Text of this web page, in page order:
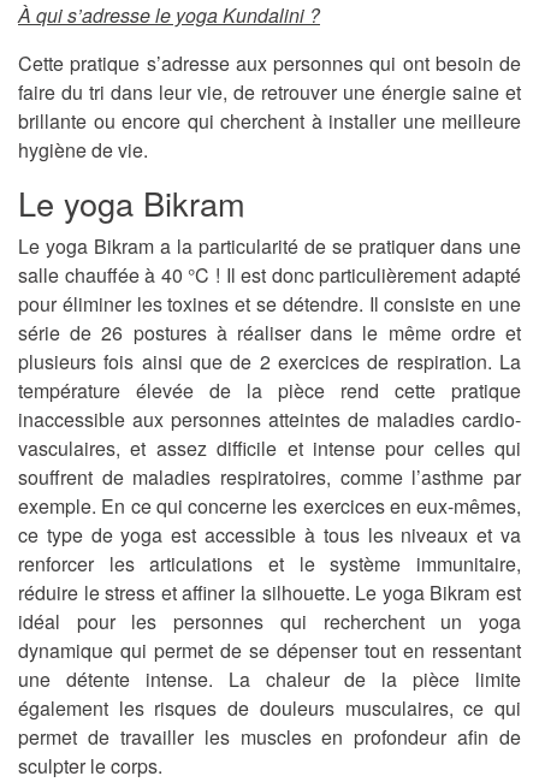
À qui s’adresse le yoga Kundalini ?
Cette pratique s’adresse aux personnes qui ont besoin de
faire du tri dans leur vie, de retrouver une énergie saine et
brillante ou encore qui cherchent à installer une meilleure
hygiène de vie.
Le yoga Bikram
Le yoga Bikram a la particularité de se pratiquer dans une
salle chauffée à 40 °C ! Il est donc particulièrement adapté
pour éliminer les toxines et se détendre. Il consiste en une
série de 26 postures à réaliser dans le même ordre et
plusieurs fois ainsi que de 2 exercices de respiration. La
température élevée de la pièce rend cette pratique
inaccessible aux personnes atteintes de maladies cardio-
vasculaires, et assez difficile et intense pour celles qui
souffrent de maladies respiratoires, comme l’asthme par
exemple. En ce qui concerne les exercices en eux-mêmes,
ce type de yoga est accessible à tous les niveaux et va
renforcer les articulations et le système immunitaire,
réduire le stress et affiner la silhouette. Le yoga Bikram est
idéal pour les personnes qui recherchent un yoga
dynamique qui permet de se dépenser tout en ressentant
une détente intense. La chaleur de la pièce limite
également les risques de douleurs musculaires, ce qui
permet de travailler les muscles en profondeur afin de
sculpter le corps.